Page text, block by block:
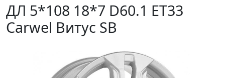
ДЛ 5*108 18*7 D60.1 ET33
Carwel Витус SB